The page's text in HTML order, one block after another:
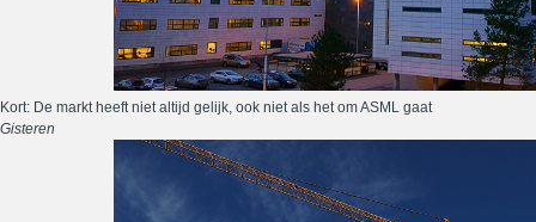
Kort: De markt heeft niet altijd gelijk, ook niet als het om ASML gaat
Gisteren